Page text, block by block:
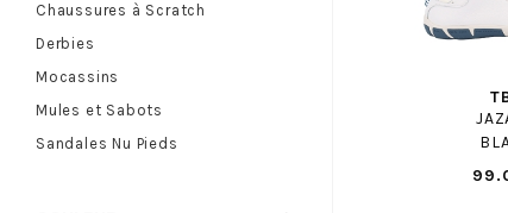
BELLAMY
BELLAMY PANT
BENSIMON
BIRKENSTOCK
BIRKENSTOCK ENF
Chaussures à Scratch
Derbies
Mocassins
Mules et Sabots
Sandales Nu Pieds